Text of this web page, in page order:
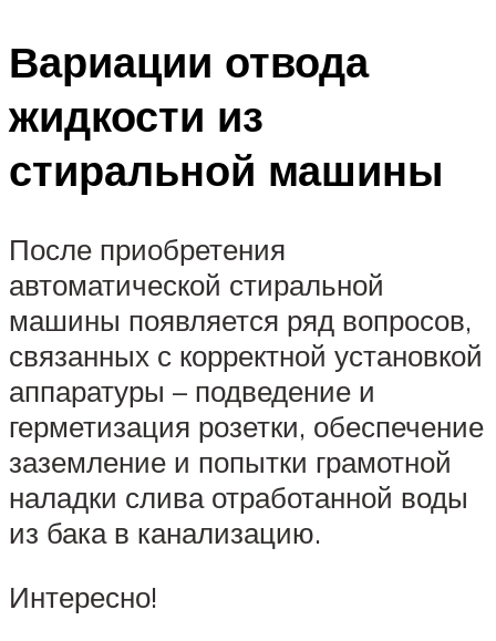
Вариации отвода
жидкости из
стиральной машины
После приобретения
автоматической стиральной
машины появляется ряд вопросов,
связанных с корректной установкой
аппаратуры – подведение и
герметизация розетки, обеспечение
заземление и попытки грамотной
наладки слива отработанной воды
из бака в канализацию.
Интересно!